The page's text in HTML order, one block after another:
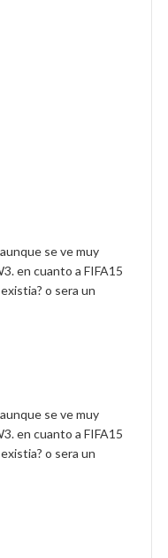
se ve muy
en cuanto a FIFA15
o sera un
se ve muy
en cuanto a FIFA15
o sera un